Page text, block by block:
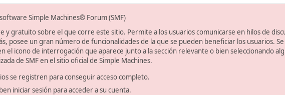
Simple Machines® Forum (SMF)
gratuito sobre el que corre este sitio. Permite a los usuarios comunicarse en hilos de
posee un gran número de funcionalidades de la que se pueden beneficiar los usuarios.
el icono de interrogación que aparece junto a la sección relevante o bien seleccionando
de SMF en el sitio oficial de Simple Machines.
se registren para conseguir acceso completo.
iniciar sesión para acceder a su cuenta.